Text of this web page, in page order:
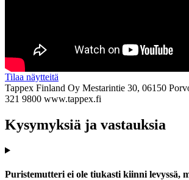
Tilaa näytteitä
Tappex Finland Oy Mestarintie 30, 06150
321 9800 www.tappex.fi
Kysymyksiä ja vastauksia
Puristemutteri ei ole tiukasti kiinni levyssä,